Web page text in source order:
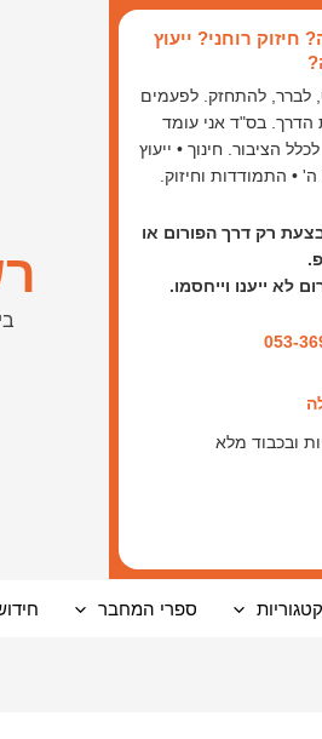
רוחני? ייעוץ
לברר, להתחזק. לפעמים
הדרך. בס"ד אני עומד
הציבור. חינוך • ייעוץ
• התמודדות וחיזוק.
רק דרך הפורום או
לא ייענו וייחסמו.
ובכבוד מלא
ספרי המחבר